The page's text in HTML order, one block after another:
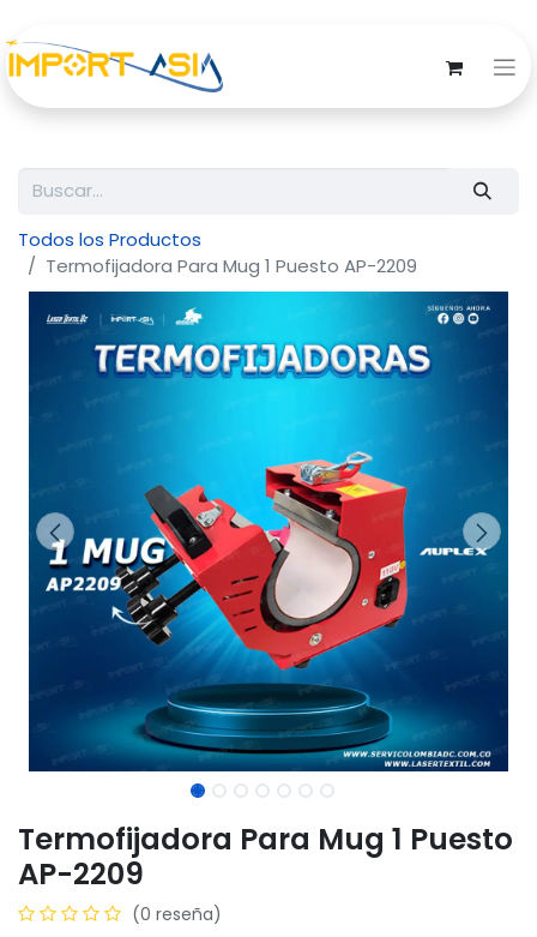
Todos los Productos
Termofijadora Para Mug 1 Puesto AP-2209
Termofijadora Para Mug 1 Puesto
AP-2209
(0 reseña)